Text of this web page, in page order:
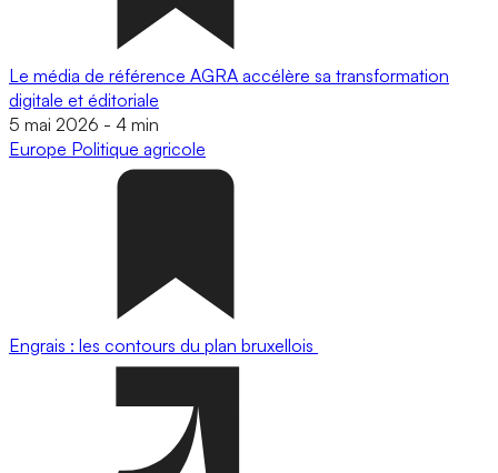
Le média de référence AGRA accélère sa transformation
digitale et éditoriale
5 mai 2026 - 4 min
Europe Politique agricole
Engrais : les contours du plan bruxellois